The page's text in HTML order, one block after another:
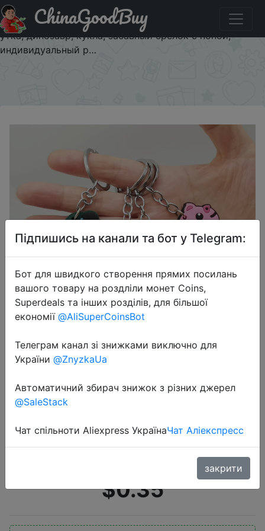
Придбати по знижці $1/1 Креативный брелок для
ключей с забавными животными, попой, милой щенок,
утка, динозавр, кукла, забавный брелок с попой,
индивидуальный р…
ChinaGoodBuy
2022-06-30
забавными животными, попой,
милой щенок, утка, динозавр,
кукла, забавный брелок с попой,
индивидуальный р…
$0.35
Підпишись на канали та бот у Telegram:
Бот для швидкого створення прямих посилань
вашого товару на роздліли монет Coins,
Superdeals та інших розділів, для більшої
економії @AliSuperCoinsBot
Телеграм канал зі знижками виключно для
України @ZnyzkaUa
Автоматичний збирач знижок з різних джерел
@SaleStack
Чат спільноти Aliexpress УкраїнаЧат Аліекспресс
закрити